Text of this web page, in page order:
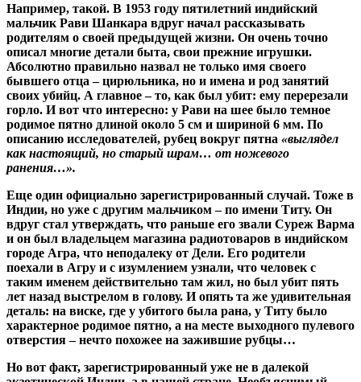
Например, такой. В 1953 году пятилетний индийский
мальчик Рави Шанкара вдруг начал рассказывать
родителям о своей предыдущей жизни. Он очень точно
описал многие детали быта, свои прежние игрушки.
Абсолютно правильно назвал не только имя своего
бывшего отца – цирюльника, но и имена и род занятий
своих убийц. А главное – то, как был убит: ему перерезали
горло. И вот что интересно: у Рави на шее было темное
родимое пятно длиной около 5 см и шириной 6 мм. По
описанию исследователей, рубец вокруг пятна «выглядел
как настоящий, но старый шрам… от ножевого
ранения…».
Еще один официально зарегистрированный случай. Тоже в
Индии, но уже с другим мальчиком – по имени Титу. Он
вдруг стал утверждать, что раньше его звали Суреж Варма
и он был владельцем магазина радиотоваров в индийском
городе Агра, что неподалеку от Дели. Его родители
поехали в Агру и с изумлением узнали, что человек с
таким именем действительно там жил, но был убит пять
лет назад выстрелом в голову. И опять та же удивительная
деталь: на виске, где у убитого была рана, у Титу было
характерное родимое пятно, а на месте выходного пулевого
отверстия – нечто похожее на зажившие рубцы…
Но вот факт, зарегистрированный уже не в далекой